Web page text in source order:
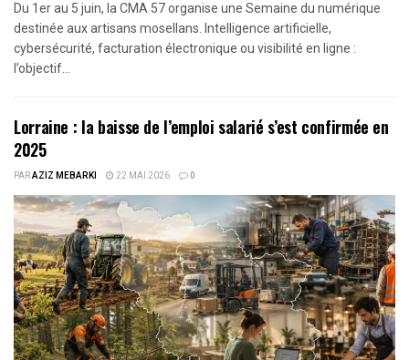
Du 1er au 5 juin, la CMA 57 organise une Semaine du numérique
destinée aux artisans mosellans. Intelligence artificielle,
cybersécurité, facturation électronique ou visibilité en ligne :
l’objectif...
Lorraine : la baisse de l’emploi salarié s’est confirmée en
2025
PARAZIZ MEBARKI 22 MAI 2026 0